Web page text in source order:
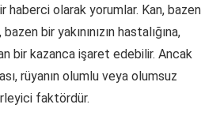
haberci olarak yorumlar. Kan, bazen
bir yakınınızın hastalığına,
bir kazanca işaret edebilir. Ancak
rüyanın olumlu veya olumsuz
faktördür.